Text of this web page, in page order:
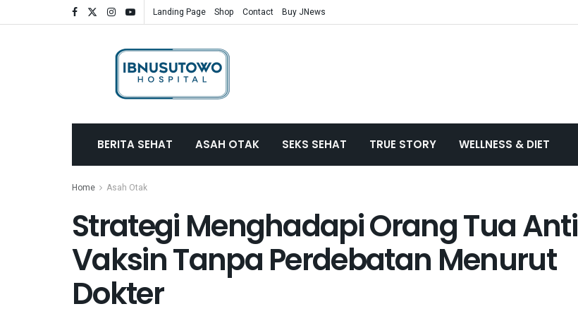
Landing Page Shop Contact Buy JNews
BERITA SEHAT ASAH OTAK SEKS SEHAT TRUE STORY WELLNESS & DIET
Home Asah Otak
Strategi Menghadapi Orang Tua Anti
Vaksin Tanpa Perdebatan Menurut
Dokter